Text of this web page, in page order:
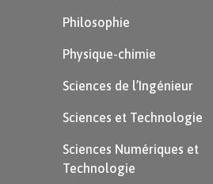
Philosophie
Physique-chimie
Sciences de l’Ingénieur
Sciences et Technologie
Sciences Numériques et
Technologie